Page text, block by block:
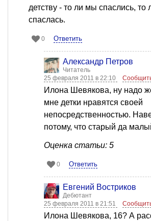
детству - то ли мы спаслись, то
спаслась.
0 Ответить
Александр Петров
Читатель
25 февраля 2011 в 22:10
Илона Шевякова, ну надо
мне детки нравятся своей
непосредственностью.
потому, что старый да
Оценка статьи: 5
0 Ответить
Евгений Востриков
Дебютант
25 февраля 2011 в 21:51
Илона Шевякова, 16? А